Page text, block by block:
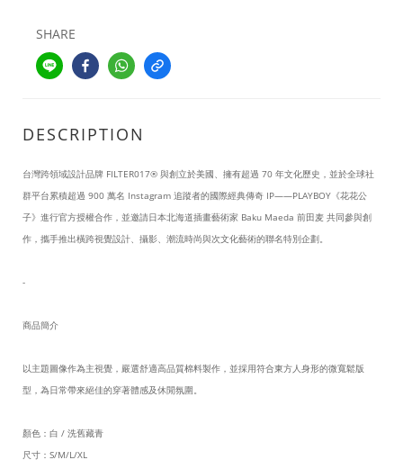
SHARE
DESCRIPTION
台灣跨領域設計品牌 FILTER017® 與創立於美國、擁有超過 70 年文化歷史，並於全球社
群平台累積超過 900 萬名 Instagram 追蹤者的國際經典傳奇 IP——PLAYBOY《花花公
子》進行官方授權合作，並邀請日本北海道插畫藝術家 Baku Maeda 前田麦 共同參與創
作，攜手推出橫跨視覺設計、攝影、潮流時尚與次文化藝術的聯名特別企劃。
-
商品簡介
以主題圖像作為主視覺，嚴選舒適高品質棉料製作，並採用符合東方人身形的微寬鬆版
型，為日常帶來絕佳的穿著體感及休閒氛圍。
顏色：白 / 洗舊藏青
尺寸：S/M/L/XL